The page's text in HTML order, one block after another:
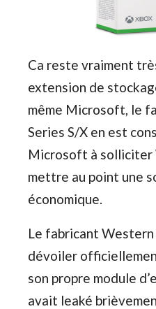
Ca reste vraiment
extension de
même Microsoft, le
Series S/X en est
Microsoft à solliciter
mettre au point une
économique.
Le fabricant
dévoiler
son propre module
avait leaké